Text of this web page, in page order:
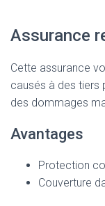
Assurance
Cette assurance
causés à des tiers
des dommages
Avantages
Protection
Couverture